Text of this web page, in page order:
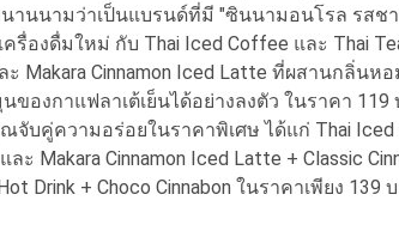
านนามว่าเป็นแบรนด์ที่มี "ซินนามอนโรล รสช
ครื่องดื่มใหม่ กับ Thai Iced Coffee และ Thai
Makara Cinnamon Iced Latte ที่ผสานกลิ่น
ของกาแฟลาเต้เย็นได้อย่างลงตัว ในราคา
จับคู่ความอร่อยในราคาพิเศษ ได้แก่ Thai Iced
ะ Makara Cinnamon Iced Latte + Classic
Drink + Choco Cinnabon ในราคาเพียง 139